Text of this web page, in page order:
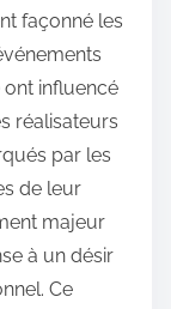
façonné les
influencé
réalisateurs
par les
de leur
majeur
à un désir
Ce